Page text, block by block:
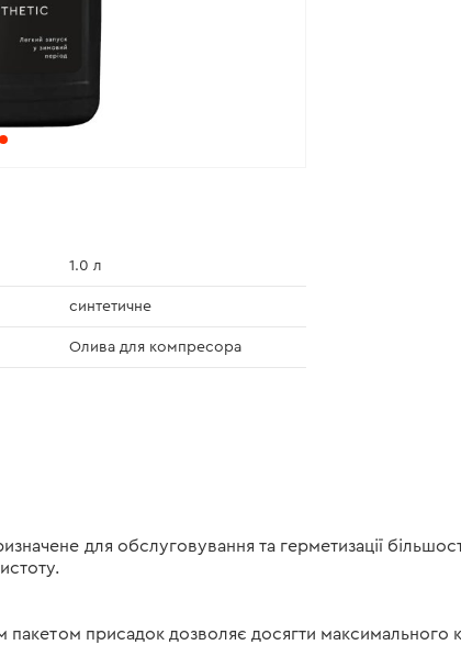
1.0 л
синтетичне
Олива для компресора
для обслуговування та герметизації
пакетом присадок дозволяє досягти